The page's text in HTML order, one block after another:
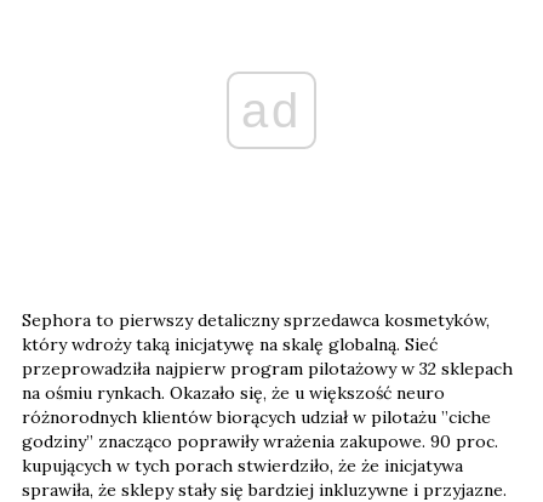
ad
Sephora to pierwszy detaliczny sprzedawca kosmetyków,
który wdroży taką inicjatywę na skalę globalną. Sieć
przeprowadziła najpierw program pilotażowy w 32 sklepach
na ośmiu rynkach. Okazało się, że u większość neuro
różnorodnych klientów biorących udział w pilotażu ​​”ciche
godziny” znacząco poprawiły wrażenia zakupowe. 90 proc.
kupujących w tych porach stwierdziło, że ​​że inicjatywa
sprawiła, że ​​sklepy stały się bardziej inkluzywne i przyjazne.